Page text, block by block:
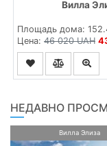
Цена:46 020 UAH